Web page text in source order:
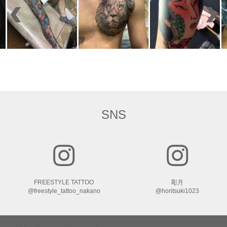
SNS
FREESTYLE TATTOO
@freestyle_tattoo_nakano
彫月
@horitsuki1023